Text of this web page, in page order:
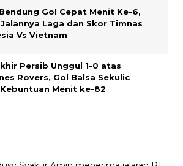
Gol Cepat Menit Ke-6,
Laga dan Skor Timnas
Vs Vietnam
Persib Unggul 1-0 atas
Rovers, Gol Balsa Sekulic
Menit ke-82